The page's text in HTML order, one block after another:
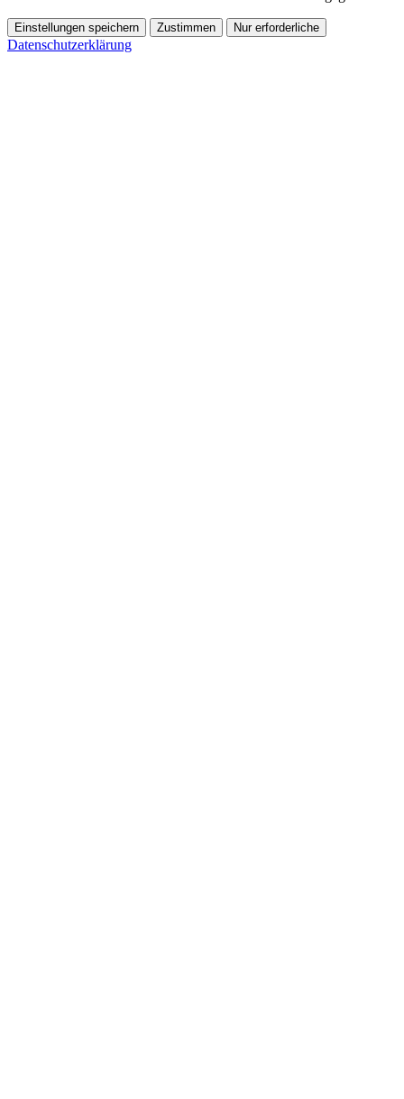
Einstellungen speichern Zustimmen Nur erforderliche
Datenschutzerklärung